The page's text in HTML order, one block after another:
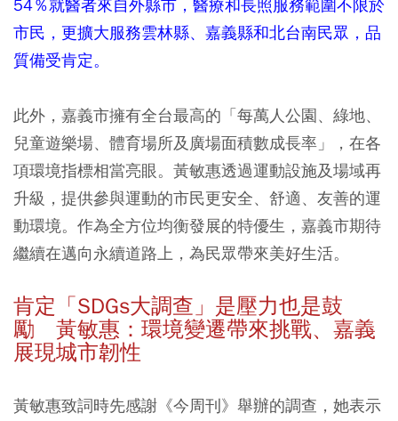
54％就醫者來自外縣市，醫療和長照服務範圍不限於
市民，更擴大服務雲林縣、嘉義縣和北台南民眾，品
質備受肯定。
此外，嘉義市擁有全台最高的「每萬人公園、綠地、
兒童遊樂場、體育場所及廣場面積數成長率」，在各
項環境指標相當亮眼。黃敏惠透過運動設施及場域再
升級，提供參與運動的市民更安全、舒適、友善的運
動環境。作為全方位均衡發展的特優生，嘉義市期待
繼續在邁向永續道路上，為民眾帶來美好生活。
肯定「SDGs大調查」是壓力也是鼓
勵 黃敏惠：環境變遷帶來挑戰、嘉義
展現城市韌性
黃敏惠致詞時先感謝《今周刊》舉辦的調查，她表示